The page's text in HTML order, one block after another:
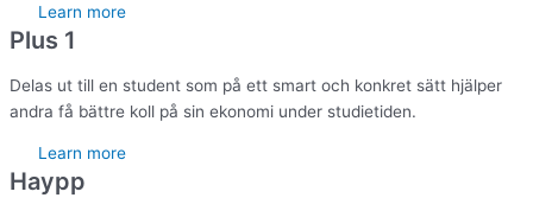
Learn more
Plus 1
Delas ut till en student som på ett smart och konkret sätt hjälper
andra få bättre koll på sin ekonomi under studietiden.
Learn more
Haypp